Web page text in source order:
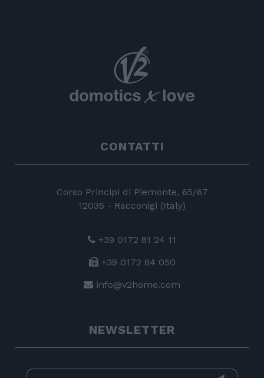
CONTATTI
Corso Principi di Piemonte, 65/67
12035 - Racconigi (Italy)
+39 0172 81 24 11
+39 0172 84 050
info@v2home.com
NEWSLETTER